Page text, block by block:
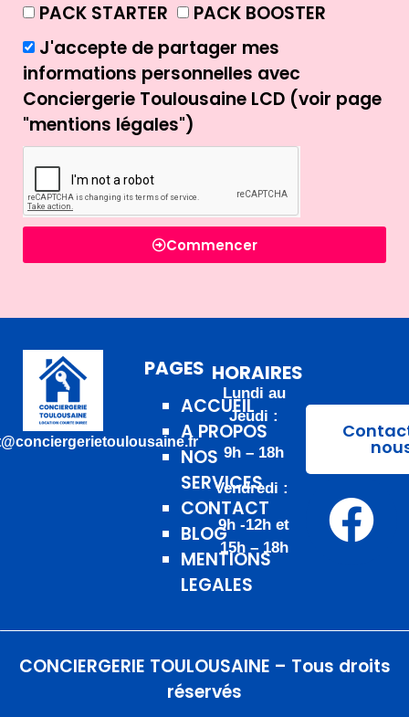
PACK STARTER
PACK BOOSTER
J'accepte de partager mes
informations personnelles avec
Conciergerie Toulousaine LCD (voir page
"mentions légales")
Commencer
PAGES
ACCUEIL
A PROPOS
NOS
SERVICES
CONTACT
BLOG
MENTIONS
LEGALES
HORAIRES
Lundi au
Jeudi :
9h – 18h
Vendredi :
9h -12h et
15h – 18h
CONCIERGERIE TOULOUSAINE – Tous droits
réservés